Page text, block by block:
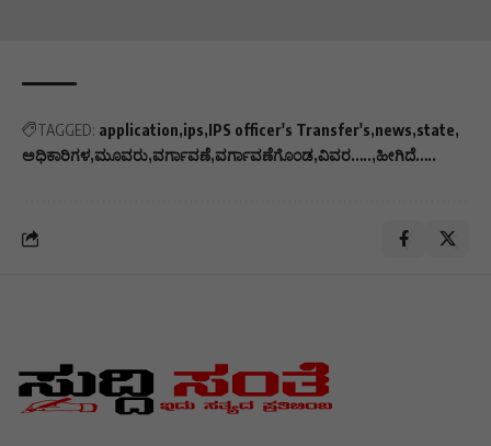
TAGGED: application ips IPS officer's Transfer's news state
ಅಧಿಕಾರಿಗಳ ಮೂವರು ವರ್ಗಾವಣೆ ವರ್ಗಾವಣೆಗೊಂಡ ವಿವರ….. ಹೀಗಿದೆ…..